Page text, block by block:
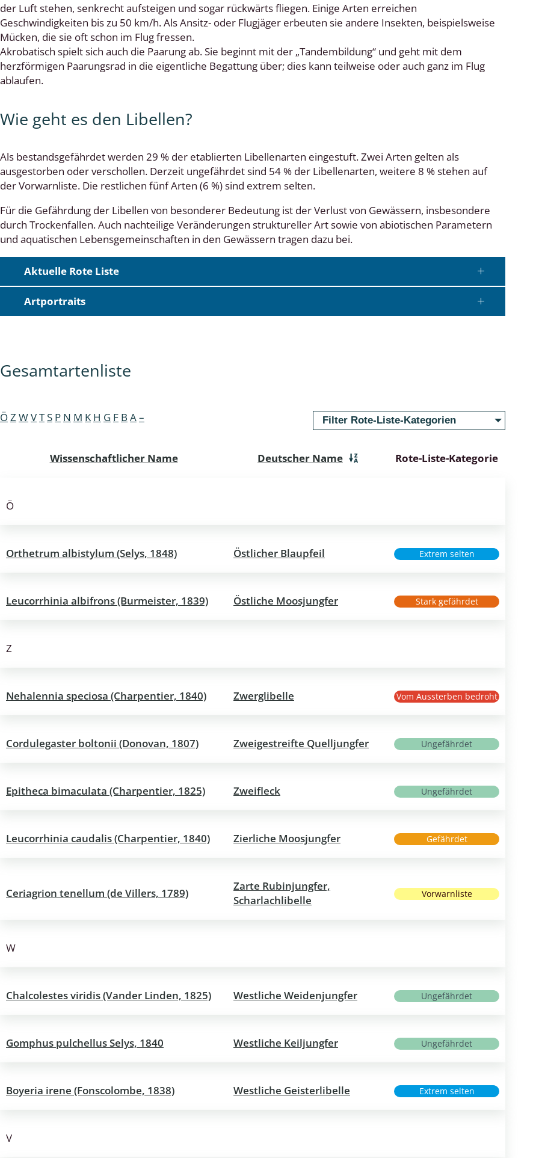
Sichelflügler
Falter
der Luft stehen, senkrecht aufsteigen und sogar rückwärts fliegen. Einige Arten erreichen
Geschwindigkeiten bis zu 50 km/h. Als Ansitz- oder Flugjäger erbeuten sie andere Insekten, beispielsweise
Mücken, die sie oft schon im Flug fressen.
Akrobatisch spielt sich auch die Paarung ab. Sie beginnt mit der „Tandembildung“ und geht mit dem
herzförmigen Paarungsrad in die eigentliche Begattung über; dies kann teilweise oder auch ganz im Flug
ablaufen.
Wie geht es den Libellen?
Als bestandsgefährdet werden 29 % der etablierten Libellenarten eingestuft. Zwei Arten gelten als
ausgestorben oder verschollen. Derzeit ungefährdet sind 54 % der Libellenarten, weitere 8 % stehen auf
der Vorwarnliste. Die restlichen fünf Arten (6 %) sind extrem selten.
Für die Gefährdung der Libellen von besonderer Bedeutung ist der Verlust von Gewässern, insbesondere
durch Trockenfallen. Auch nachteilige Veränderungen struktureller Art sowie von abiotischen Parametern
und aquatischen Lebensgemeinschaften in den Gewässern tragen dazu bei.
Aktuelle Rote Liste
Artportraits
Gesamtartenliste
Filter Rote-Liste-Kategorien
ÖZ WVTS P N M K H G F B A–
Wissenschaftlicher Name Deutscher Name Rote-Liste-Kategorie
Ö
Orthetrum albistylum (Selys, 1848) Östlicher Blaupfeil Extrem selten
Leucorrhinia albifrons (Burmeister, 1839) Östliche Moosjungfer Stark gefährdet
Z
Nehalennia speciosa (Charpentier, 1840) Zwerglibelle Vom Aussterben bedroht
Cordulegaster boltonii (Donovan, 1807) Zweigestreifte Quelljungfer Ungefährdet
Epitheca bimaculata (Charpentier, 1825) Zweifleck Ungefährdet
Leucorrhinia caudalis (Charpentier, 1840) Zierliche Moosjungfer Gefährdet
Ceriagrion tenellum (de Villers, 1789)
Zarte Rubinjungfer,
Scharlachlibelle
Vorwarnliste
W
Chalcolestes viridis (Vander Linden, 1825) Westliche Weidenjungfer Ungefährdet
Gomphus pulchellus Selys, 1840 Westliche Keiljungfer Ungefährdet
Boyeria irene (Fonscolombe, 1838) Westliche Geisterlibelle Extrem selten
V